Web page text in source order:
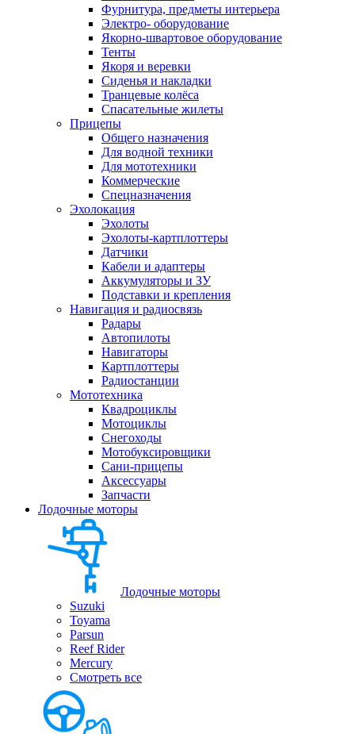
Фурнитура, предметы интерьера
Электро- оборудование
Якорно-швартовое оборудование
Тенты
Якоря и веревки
Сиденья и накладки
Транцевые колёса
Спасательные жилеты
Прицепы
Общего назначения
Для водной техники
Для мототехники
Коммерческие
Спецназначения
Эхолокация
Эхолоты
Эхолоты-картплоттеры
Датчики
Кабели и адаптеры
Аккумуляторы и ЗУ
Подставки и крепления
Навигация и радиосвязь
Радары
Автопилоты
Навигаторы
Картплоттеры
Радиостанции
Мототехника
Квадроциклы
Мотоциклы
Снегоходы
Мотобуксировщики
Сани-прицепы
Аксессуары
Запчасти
Лодочные моторы
Лодочные моторы
Suzuki
Toyama
Parsun
Reef Rider
Mercury
Смотреть все